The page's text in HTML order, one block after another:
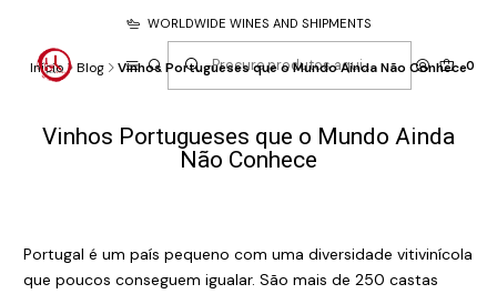
0
WORLDWIDE WINES AND SHIPMENTS
Início Blog Vinhos Portugueses que o Mundo Ainda Não Conhece
Vinhos Portugueses que o Mundo Ainda
Não Conhece
Portugal é um país pequeno com uma diversidade vitivinícola
que poucos conseguem igualar. São mais de 250 castas